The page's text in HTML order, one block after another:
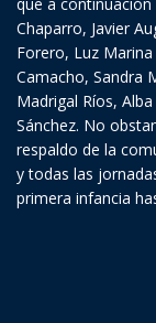
Chaparro, Javier
Forero, Luz
Camacho, Sandra
Madrigal Ríos,
Sánchez. No
respaldo de la
y todas las
primera infancia